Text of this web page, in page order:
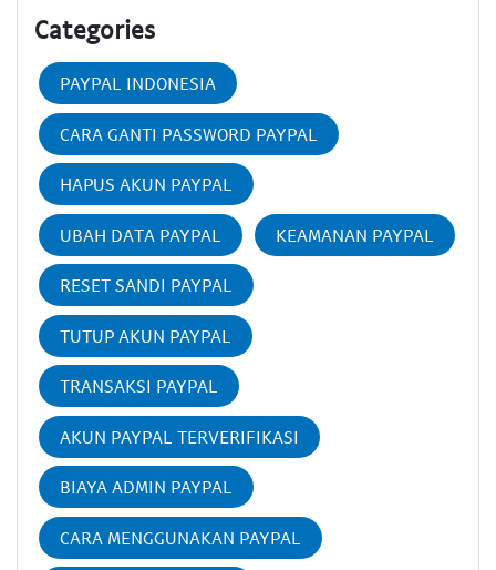
Categories
PAYPAL INDONESIA
CARA GANTI PASSWORD PAYPAL
HAPUS AKUN PAYPAL
UBAH DATA PAYPAL KEAMANAN PAYPAL
RESET SANDI PAYPAL
TUTUP AKUN PAYPAL
TRANSAKSI PAYPAL
AKUN PAYPAL TERVERIFIKASI
BIAYA ADMIN PAYPAL
CARA MENGGUNAKAN PAYPAL